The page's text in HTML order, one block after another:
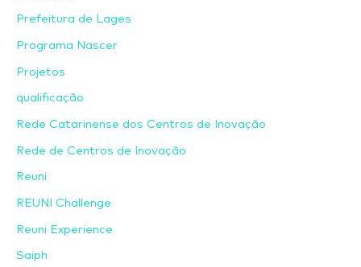
Prefeitura de Lages
Programa Nascer
Projetos
qualificação
Rede Catarinense dos Centros de Inovação
Rede de Centros de Inovação
Reuni
REUNI Challenge
Reuni Experience
Saiph